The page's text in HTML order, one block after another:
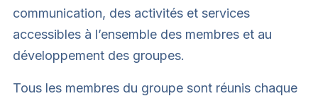
communication, des activités et services
accessibles à l’ensemble des membres et au
développement des groupes.
Tous les membres du groupe sont réunis chaque